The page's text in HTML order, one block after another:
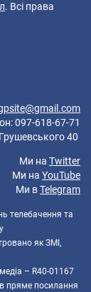
. Всі права
097-618-67-71
40
Ми на Twitter
Ми на YouTube
Ми вTelegram
телебачення та
як ЗМІ,
– R40-01167
пряме посилання